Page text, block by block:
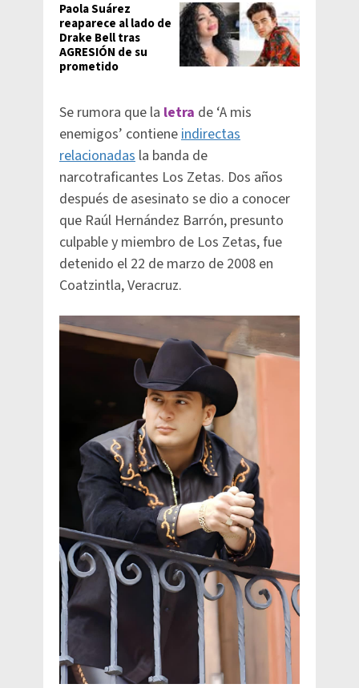
Paola Suárez
reaparece al lado de
Drake Bell tras
AGRESIÓN de su
prometido
Se rumora que la letra de ‘A mis
enemigos’ contieneindirectas
relacionadas la banda de
narcotraficantes Los Zetas. Dos años
después de asesinato se dio a conocer
que Raúl Hernández Barrón, presunto
culpable y miembro de Los Zetas, fue
detenido el 22 de marzo de 2008 en
Coatzintla, Veracruz.